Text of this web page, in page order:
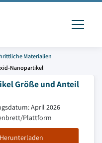
Materialien
Nanopartikel
Größe und Anteil
April 2026
Plattform